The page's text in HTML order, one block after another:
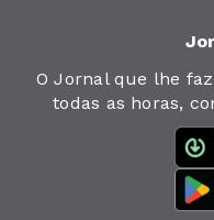
O Jornal que lhe
todas as horas,